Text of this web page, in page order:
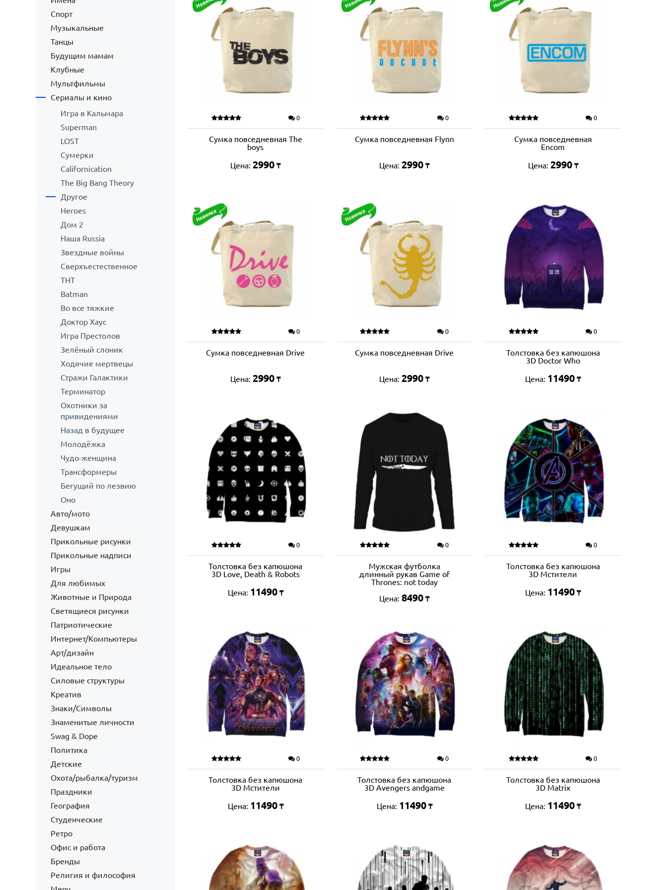
Спорт
Музыкальные
Танцы
Будущим мамам
Клубные
Мультфильмы
Сериалы и кино
Игра в Кальмара
Superman
LOST
Сумерки
Californication
The Big Bang Theory
Другое
Heroes
Дом 2
Наша Russia
Звездные войны
Сверхъестественное
ТНТ
Batman
Во все тяжкие
Доктор Хаус
Игра Престолов
Зелёный слоник
Ходячие мертвецы
Стражи Галактики
Терминатор
Охотники за
привидениями
Назад в будущее
Молодёжка
Чудо-женщина
Трансформеры
Бегущий по лезвию
Оно
Авто/мото
Девушкам
Прикольные рисунки
Прикольные надписи
Игры
Для любимых
Животные и Природа
Светящиеся рисунки
Патриотические
Интернет/Компьютеры
Арт/дизайн
Идеальное тело
Силовые структуры
Креатив
Знаки/Символы
Знаменитые личности
Swag & Dope
Политика
Детские
Охота/рыбалка/туризм
Праздники
География
Студенческие
Ретро
Офис и работа
Бренды
Религия и философия
0
Сумка повседневная The
boys
Цена: 2990 ₸
0
Сумка повседневная Flynn
Цена: 2990 ₸
0
Сумка повседневная
Encom
Цена: 2990 ₸
0
Сумка повседневная Drive
Цена: 2990 ₸
0
Сумка повседневная Drive
Цена: 2990 ₸
0
Толстовка без капюшона
3D Doctor Who
Цена: 11490 ₸
0
Толстовка без капюшона
3D Love, Death & Robots
Цена: 11490 ₸
0
Мужская футболка
длинный рукав Game of
Thrones: not today
Цена:8490 ₸
0
Толстовка без капюшона
3D Мстители
Цена: 11490 ₸
0
Толстовка без капюшона
3D Мстители
Цена: 11490 ₸
0
Толстовка без капюшона
3D Avengers andgame
Цена: 11490 ₸
0
Толстовка без капюшона
3D Matrix
Цена: 11490 ₸